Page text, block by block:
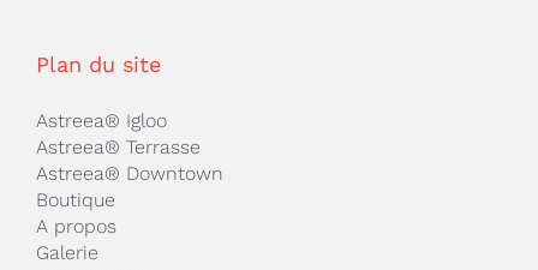
Plan du site
Astreea® Igloo
Astreea® Terrasse
Astreea® Downtown
Boutique
A propos
Galerie